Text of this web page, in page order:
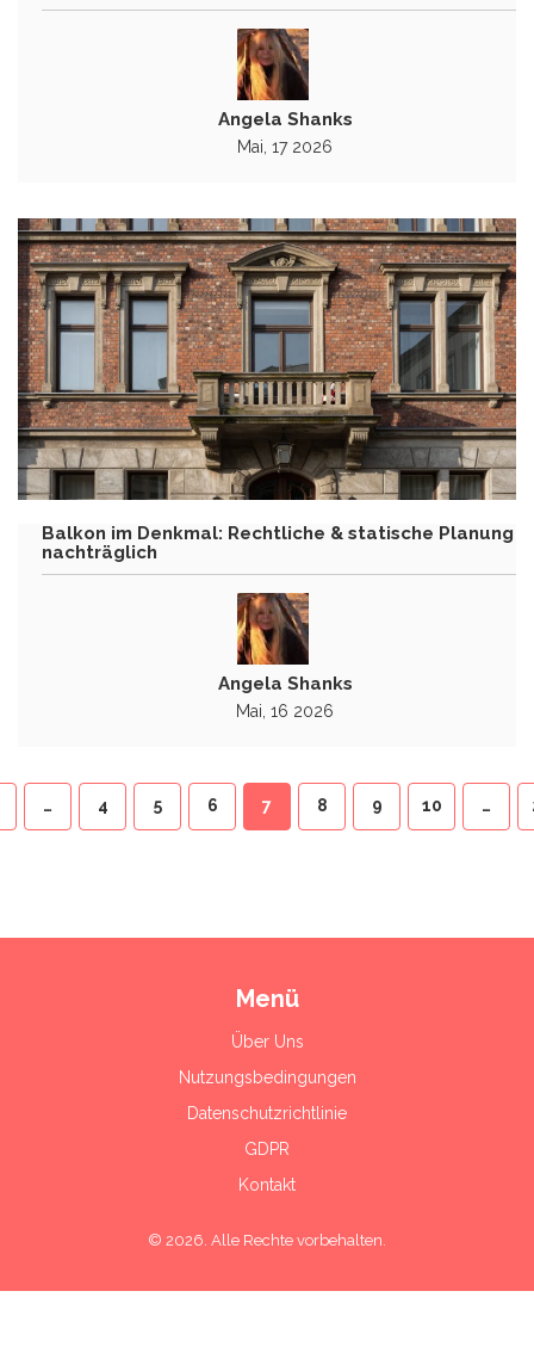
Angela Shanks
Mai, 17 2026
Balkon im Denkmal: Rechtliche & statische Planung
nachträglich
Angela Shanks
Mai, 16 2026
… 4 5 6 7 8 9 10 …
Menü
Über Uns
Nutzungsbedingungen
Datenschutzrichtlinie
GDPR
Kontakt
© 2026. Alle Rechte vorbehalten.